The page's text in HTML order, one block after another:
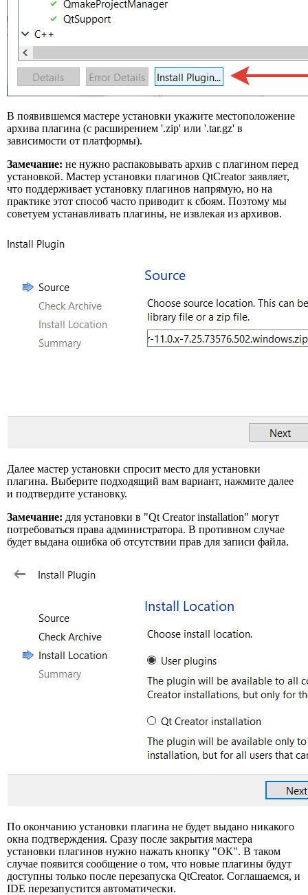
В появившемся мастере установки укажите местоположение
архива плагина (с расширением '.zip' или '.tar.gz' в
зависимости от платформы).
Замечание: не нужно распаковывать архив с плагином перед
установкой. Мастер установки плагинов QtCreator заявляет,
что поддерживает установку плагинов напрямую, но на
практике этот способ часто приводит к сбоям. Поэтому мы
советуем устанавливать плагины, не извлекая из архивов.
Далее мастер установки спросит место для установки
плагина. Выберите подходящий вам вариант, нажмите далее
и подтвердите установку.
Замечание: для установки в "Qt Creator installation" могут
потребоваться права администратора. В противном случае
будет выдана ошибка об отсутствии прав для записи файла.
По окончанию установки плагина не будет выдано никакого
окна подтверждения. Сразу после закрытия мастера
установки плагинов нужно нажать кнопку "ОК". В таком
случае появится сообщение о том, что новые плагины будут
доступны только после перезапуска QtCreator. Соглашаемся, и
IDE перезапустится автоматически.